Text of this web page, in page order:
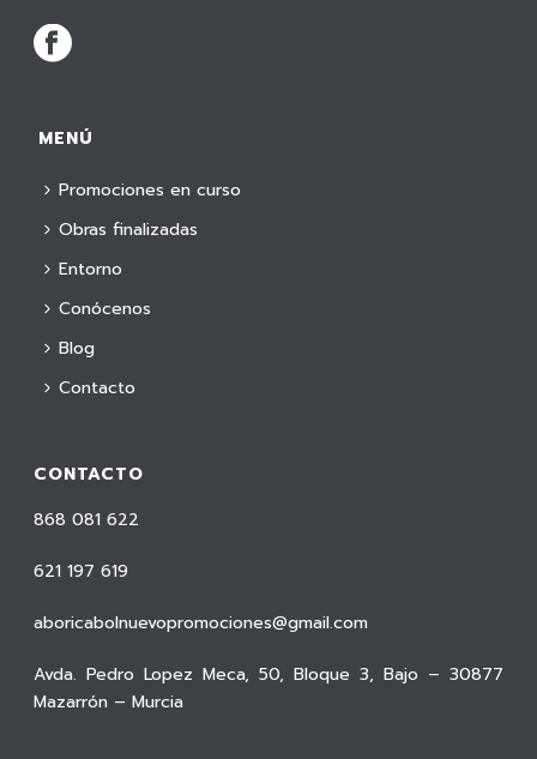
MENÚ
Promociones en curso
Obras finalizadas
Entorno
Conócenos
Blog
Contacto
CONTACTO
868 081 622
621 197 619
aboricabolnuevopromociones@gmail.com
Avda. Pedro Lopez Meca, 50, Bloque 3, Bajo – 30877
Mazarrón – Murcia